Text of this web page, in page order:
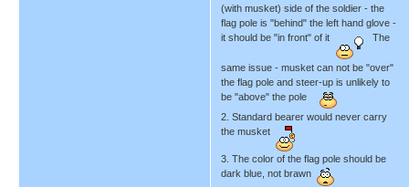
(with musket) side of the soldier - the
flag pole is "behind" the left hand glove -
it should be "in front" of it
The
same issue - musket can not be "over"
the flag pole and steer-up is unlikely to
be "above" the pole
2. Standard bearer would never carry
the musket
3. The color of the flag pole should be
dark blue, not brawn